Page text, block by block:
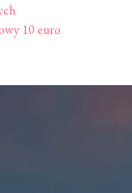
10 euro